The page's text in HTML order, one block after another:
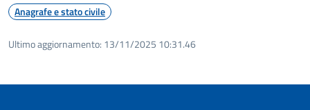
Anagrafe e stato civile
Ultimo aggiornamento: 13/11/2025 10:31.46